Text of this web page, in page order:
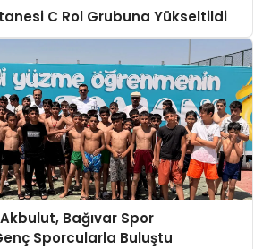
C Rol Grubuna Yükseltildi
Bağıvar Spor
Sporcularla Buluştu